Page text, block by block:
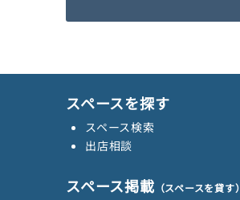
スペースを探す
スペース検索
出店相談
スペース掲載 （スペースを貸す）